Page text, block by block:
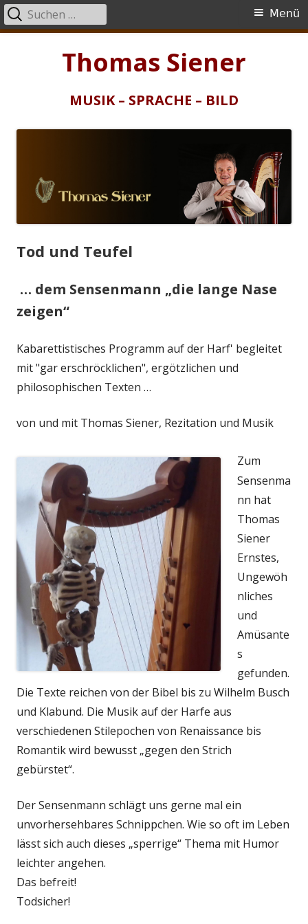
Thomas Siener
MUSIK – SPRACHE – BILD
Primäres
Menü
Suchen
nach:
Tod und Teufel
… dem Sensenmann „die lange Nase
zeigen“
Kabarettistisches Programm auf der Harf' begleitet
mit "gar erschröcklichen", ergötzlichen und
philosophischen Texten …
von und mit Thomas Siener, Rezitation und Musik
Zum
Sensenma
nn hat
Thomas
Siener
Ernstes,
Ungewöh
nliches
und
Amüsante
s
gefunden.
Die Texte reichen von der Bibel bis zu Wilhelm Busch
und Klabund. Die Musik auf der Harfe aus
verschiedenen Stilepochen von Renaissance bis
Romantik wird bewusst „gegen den Strich
gebürstet“.
Der Sensenmann schlägt uns gerne mal ein
unvorhersehbares Schnippchen. Wie so oft im Leben
lässt sich auch dieses „sperrige“ Thema mit Humor
leichter angehen.
Das befreit!
Todsicher!